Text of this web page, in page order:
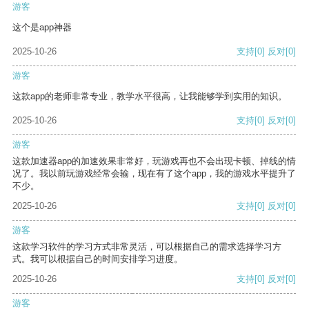
游客
这个是app神器
2025-10-26 支持[0] 反对[0]
游客
这款app的老师非常专业，教学水平很高，让我能够学到实用的知识。
2025-10-26 支持[0] 反对[0]
游客
这款加速器app的加速效果非常好，玩游戏再也不会出现卡顿、掉线的情
况了。我以前玩游戏经常会输，现在有了这个app，我的游戏水平提升了
不少。
2025-10-26
支持[0] 反对[0]
游客
这款学习软件的学习方式非常灵活，可以根据自己的需求选择学习方
式。我可以根据自己的时间安排学习进度。
2025-10-26
支持[0] 反对[0]
游客